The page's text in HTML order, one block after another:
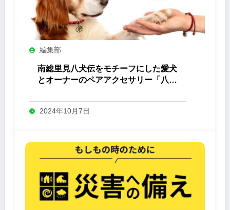
編集部
南総里見八犬伝をモチーフにした愛犬
とオーナーのペアアクセサリー「八心
2024年10月7日